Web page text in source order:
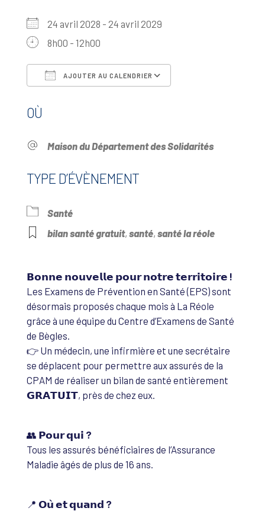
24 avril 2028 - 24 avril 2029
8h00 - 12h00
AJOUTER AU CALENDRIER
OÙ
Maison du Département des Solidarités
TYPE D’ÉVÈNEMENT
Santé
bilan santé gratuit, santé, santé la réole
𝗕𝗼𝗻𝗻𝗲 𝗻𝗼𝘂𝘃𝗲𝗹𝗹𝗲 𝗽𝗼𝘂𝗿 𝗻𝗼𝘁𝗿𝗲 𝘁𝗲𝗿𝗿𝗶𝘁𝗼𝗶𝗿𝗲 !
Les Examens de Prévention en Santé (EPS) sont
désormais proposés chaque mois à La Réole
grâce à une équipe du Centre d’Examens de Santé
de Bègles.
👉 Un médecin, une infirmière et une secrétaire
se déplacent pour permettre aux assurés de la
CPAM de réaliser un bilan de santé entièrement
𝗚𝗥𝗔𝗧𝗨𝗜𝗧, près de chez eux.
👥 𝗣𝗼𝘂𝗿 𝗾𝘂𝗶 ?
Tous les assurés bénéficiaires de l’Assurance
Maladie âgés de plus de 16 ans.
📍 𝗢𝘂̀ 𝗲𝘁 𝗾𝘂𝗮𝗻𝗱 ?